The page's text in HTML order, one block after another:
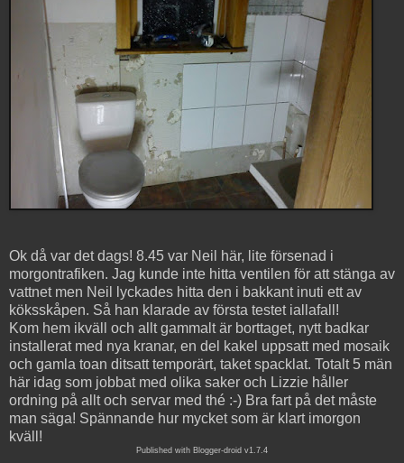
Ok då var det dags! 8.45 var Neil här, lite försenad i
morgontrafiken. Jag kunde inte hitta ventilen för att stänga av
vattnet men Neil lyckades hitta den i bakkant inuti ett av
köksskåpen. Så han klarade av första testet iallafall!
Kom hem ikväll och allt gammalt är borttaget, nytt badkar
installerat med nya kranar, en del kakel uppsatt med mosaik
och gamla toan ditsatt temporärt, taket spacklat. Totalt 5 män
här idag som jobbat med olika saker och Lizzie håller
ordning på allt och servar med thé :-) Bra fart på det måste
man säga! Spännande hur mycket som är klart imorgon
kväll!
Published with Blogger-droid v1.7.4